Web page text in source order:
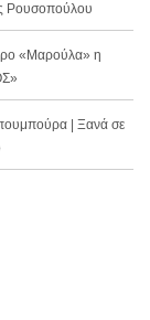
Ρουσοπούλου
«Μαρούλα» η
| Ξανά σε